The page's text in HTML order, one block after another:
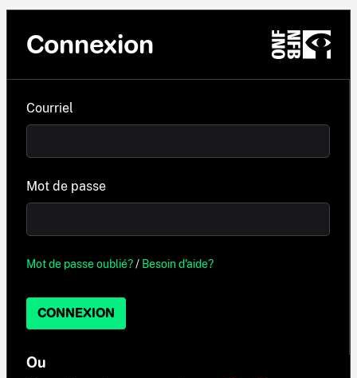
Connexion
Courriel
Mot de passe
Mot de passe oublié?/ Besoin d'aide?
CONNEXION
Ou